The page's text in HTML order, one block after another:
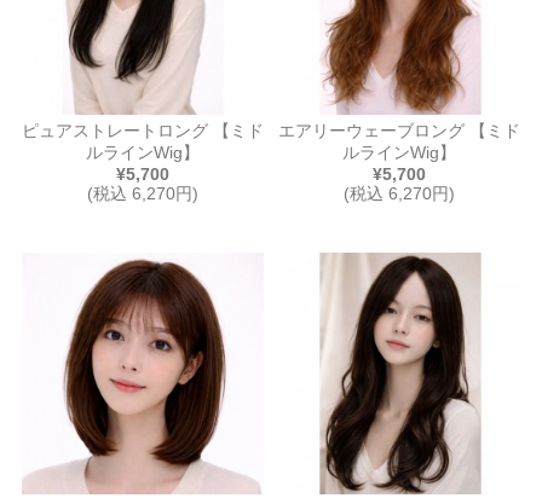
ピュアストレートロング 【ミド
ルラインWig】
¥5,700
(税込 6,270円)
エアリーウェーブロング 【ミド
ルラインWig】
¥5,700
(税込 6,270円)